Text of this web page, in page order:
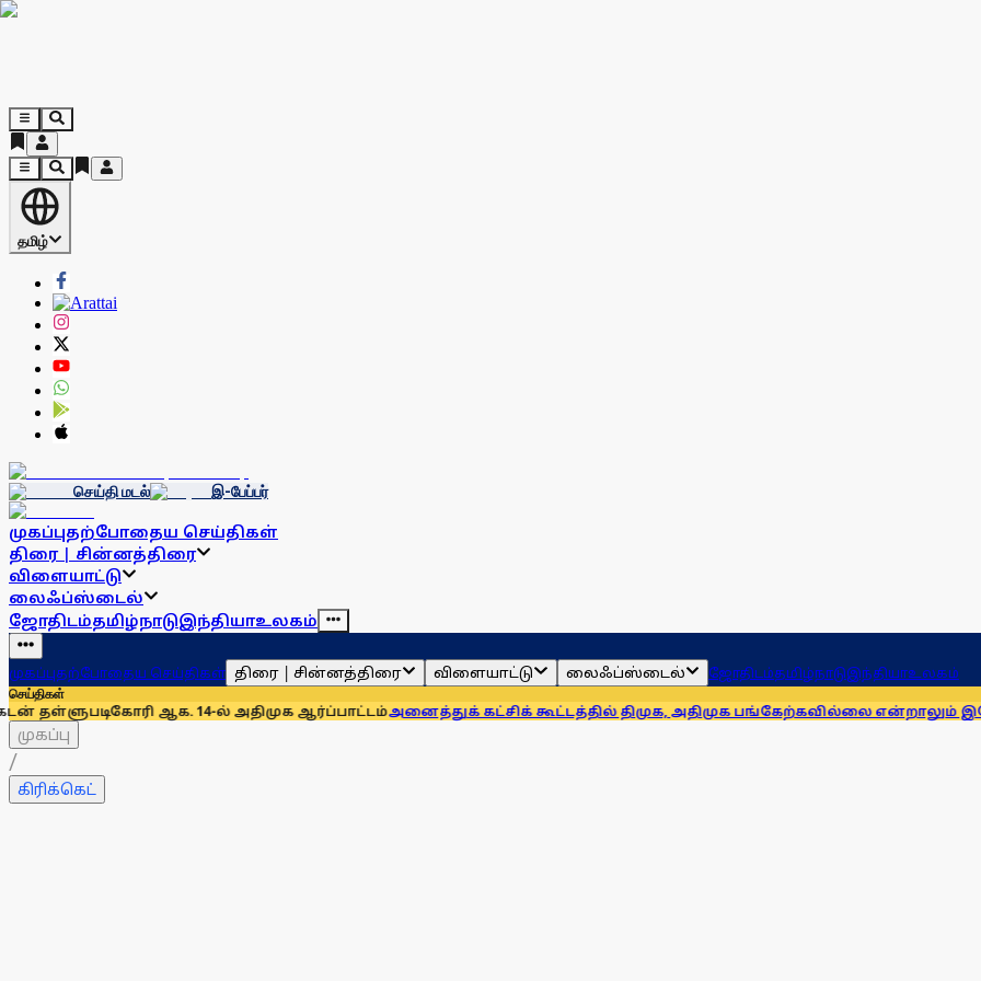
தமிழ்
செய்தி மடல் இ-பேப்பர்
முகப்புதற்போதைய செய்திகள்
திரை | சின்னத்திரை
விளையாட்டு
லைஃப்ஸ்டைல்
ஜோதிடம்தமிழ்நாடுஇந்தியாஉலகம்
முகப்புதற்போதைய செய்திகள் திரை | சின்னத்திரை விளையாட்டு லைஃப்ஸ்டைல் ஜோதிடம்தமிழ்நாடுஇந்தியாஉலகம்
செய்திகள்
ஆக. 14-ல் அதிமுக ஆர்ப்பாட்டம்அனைத்துக் கட்சிக் கூட்டத்தில் திமுக, அதிமுக பங்கேற்கவில்லை என்றாலும் இதே
முகப்பு
/
கிரிக்கெட்